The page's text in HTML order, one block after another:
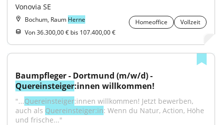
Vonovia SE
Bochum, Raum Herne Homeoffice
Vollzeit
Von 36.300,00 € bis 107.400,00 €
Quereinsteiger:innen willkommen!
"...Quereinsteiger:innen willkommen! Jetzt bewerben,
auch als Quereinsteiger:in: Wenn du Natur, Action, Höhe
und frische..."